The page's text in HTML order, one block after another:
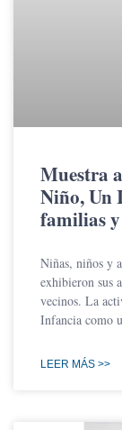
Muestra
Niño, Un
familias
Niñas, niños y
exhibieron sus
vecinos. La
Infancia como
LEER MÁS >>